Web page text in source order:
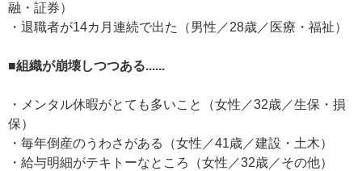
融・証券）
・退職者が14カ月連続で出た（男性／28歳／医療・福祉）
■組織が崩壊しつつある......
・メンタル休暇がとても多いこと（女性／32歳／生保・損
保）
・毎年倒産のうわさがある（女性／41歳／建設・土木）
・給与明細がテキトーなところ（女性／32歳／その他）